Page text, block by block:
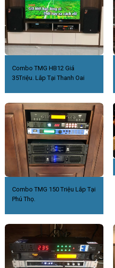
Combo TMG HB12 Giá
35Triệu. Lắp Tại Thanh Oai
Combo TMG 150 Triệu Lắp Tại
Phú Thọ.